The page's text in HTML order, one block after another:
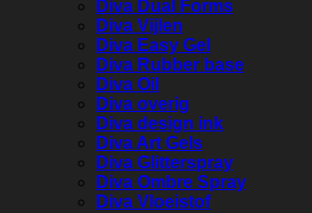
Diva Dual Forms
Diva Vijlen
Diva Easy Gel
Diva Rubber base
Diva Oil
Diva overig
Diva design ink
Diva Art Gels
Diva Glitterspray
Diva Ombre Spray
Diva Vloeistof